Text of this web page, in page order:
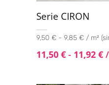
Serie CIRON
9,50 € - 9,85 € / m²
11,50 € - 11,92 €